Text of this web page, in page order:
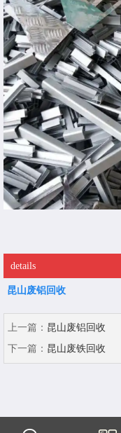
details
昆山废铝回收
上一篇： 昆山废铝回收
下一篇： 昆山废铁回收